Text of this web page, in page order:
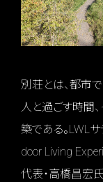
別荘とは、都市
人と過ごす時間
築である。LWL
door Living
代表・高橋昌宏